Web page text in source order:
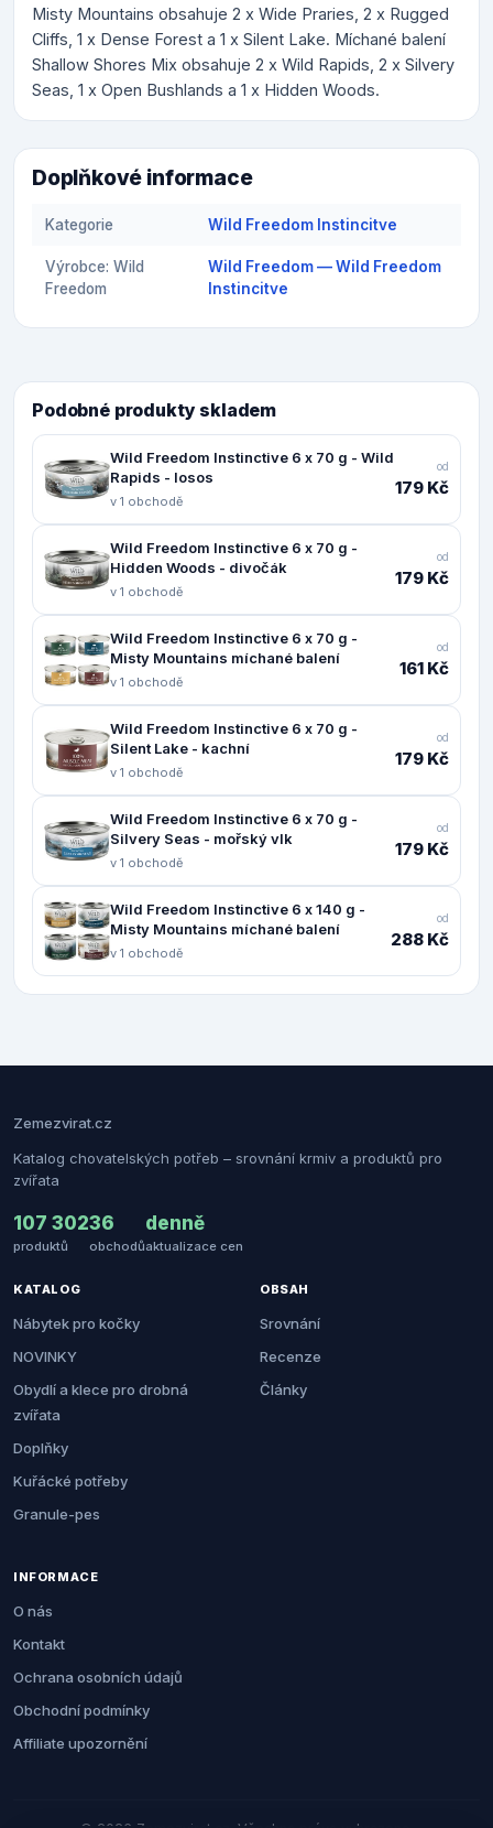
Misty Mountains obsahuje 2 x Wide Praries, 2 x Rugged
Cliffs, 1 x Dense Forest a 1 x Silent Lake. Míchané balení
Shallow Shores Mix obsahuje 2 x Wild Rapids, 2 x Silvery
Seas, 1 x Open Bushlands a 1 x Hidden Woods.
Doplňkové informace
Kategorie Wild Freedom Instincitve
Výrobce: Wild
Freedom
Wild Freedom — Wild Freedom
Instincitve
Podobné produkty skladem
Wild Freedom Instinctive 6 x 70 g - Wild
Rapids - losos
v 1 obchodě
od
179 Kč
Wild Freedom Instinctive 6 x 70 g -
Hidden Woods - divočák
v 1 obchodě
od
179 Kč
Wild Freedom Instinctive 6 x 70 g -
Misty Mountains míchané balení
v 1 obchodě
od
161 Kč
Wild Freedom Instinctive 6 x 70 g -
Silent Lake - kachní
v 1 obchodě
od
179 Kč
Wild Freedom Instinctive 6 x 70 g -
Silvery Seas - mořský vlk
v 1 obchodě
od
179 Kč
Wild Freedom Instinctive 6 x 140 g -
Misty Mountains míchané balení
v 1 obchodě
od
288 Kč
Zemezvirat.cz
Katalog chovatelských potřeb – srovnání krmiv a produktů pro
zvířata
107 302
produktů
36
obchodů
denně
aktualizace cen
KATALOG
Nábytek pro kočky
NOVINKY
Obydlí a klece pro drobná
zvířata
Doplňky
Kuřácké potřeby
Granule-pes
OBSAH
Srovnání
Recenze
Články
INFORMACE
O nás
Kontakt
Ochrana osobních údajů
Obchodní podmínky
Affiliate upozornění